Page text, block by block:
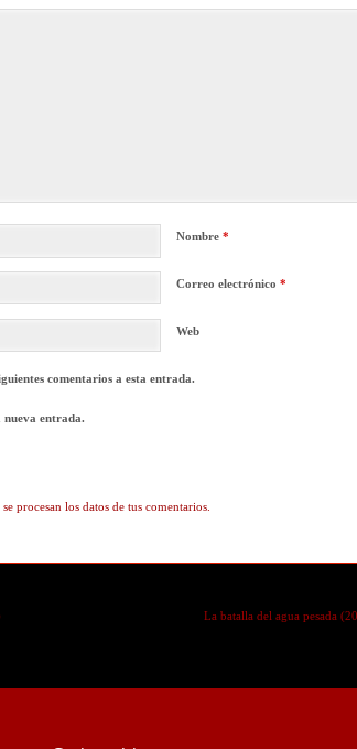
Nombre *
Correo electrónico *
Web
comentarios a esta entrada.
entrada.
procesan los datos de tus comentarios.
La batalla del agua pesada